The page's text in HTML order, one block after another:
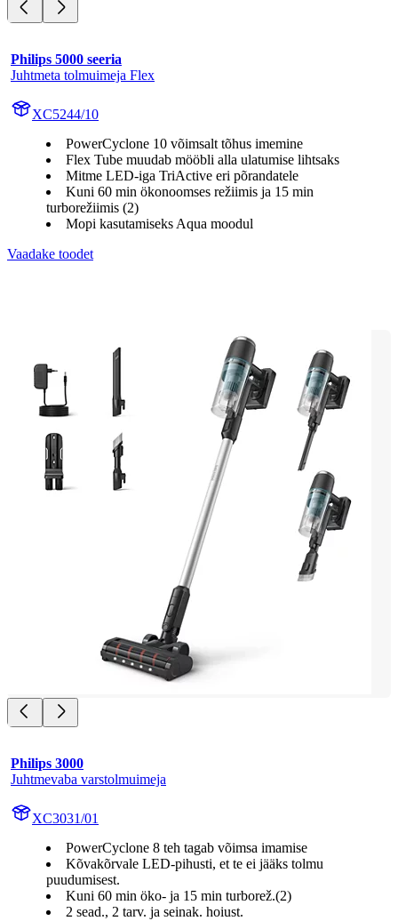
Philips 5000 seeria
Juhtmeta tolmuimeja Flex
XC5244/10
PowerCyclone 10 võimsalt tõhus imemine
Flex Tube muudab mööbli alla ulatumise lihtsaks
Mitme LED-iga TriActive eri põrandatele
Kuni 60 min ökonoomses režiimis ja 15 min
turborežiimis (2)
Mopi kasutamiseks Aqua moodul
Vaadake toodet
Philips 3000
Juhtmevaba varstolmuimeja
XC3031/01
PowerCyclone 8 teh tagab võimsa imamise
Kõvakõrvale LED-pihusti, et te ei jääks tolmu
puudumisest.
Kuni 60 min öko- ja 15 min turborež.(2)
2 sead., 2 tarv. ja seinak. hoiust.